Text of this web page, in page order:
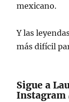
mexicano.
Y las
más difícil
Sigue a
Instagram